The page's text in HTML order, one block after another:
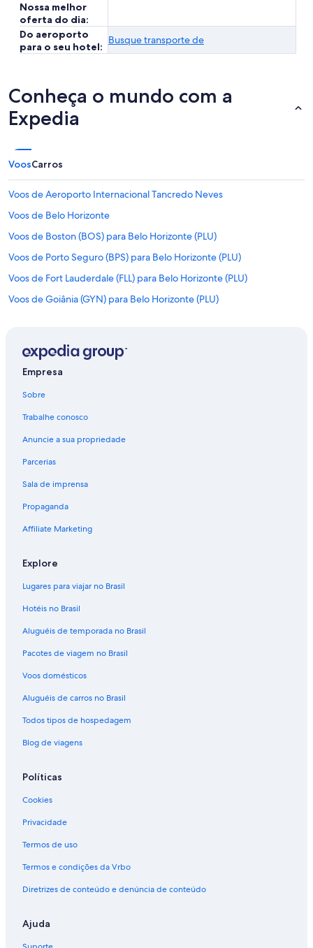
Nossa melhor
oferta do dia:
Do aeroporto
para o seu hotel:
Busque transporte de
Conheça o mundo com a
Expedia
VoosCarros
Voos de Aeroporto Internacional Tancredo Neves
Voos de Belo Horizonte
Voos de Boston (BOS) para Belo Horizonte (PLU)
Voos de Porto Seguro (BPS) para Belo Horizonte (PLU)
Voos de Fort Lauderdale (FLL) para Belo Horizonte (PLU)
Voos de Goiânia (GYN) para Belo Horizonte (PLU)
Voos de Nova York (NYC) para Belo Horizonte (PLU)
Voos de Vitória (VIX) para Belo Horizonte (PLU)
Voos para Aeroporto Internacional Tancredo Neves
Voos para Belo Horizonte
Empresa
Sobre
Trabalhe conosco
Anuncie a sua propriedade
Parcerias
Sala de imprensa
Propaganda
Affiliate Marketing
Explore
Lugares para viajar no Brasil
Hotéis no Brasil
Aluguéis de temporada no Brasil
Pacotes de viagem no Brasil
Voos domésticos
Aluguéis de carros no Brasil
Todos tipos de hospedagem
Blog de viagens
Políticas
Cookies
Privacidade
Termos de uso
Termos e condições da Vrbo
Diretrizes de conteúdo e denúncia de conteúdo
Ajuda